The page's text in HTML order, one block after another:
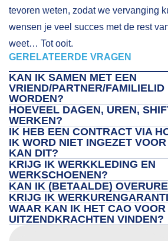
tevoren weten, zodat we vervanging
wensen je veel succes met de rest
weet… Tot ooit.
GERELATEERDE VRAGEN
KAN IK SAMEN MET EEN
VRIEND/PARTNER/
WORDEN?
HOEVEEL DAGEN, UREN,
WERKEN?
IK HEB EEN CONTRACT VIA
IK WORD NIET INGEZET
KAN DIT?
KRIJG IK WERKKLEDING EN
WERKSCHOENEN?
KAN IK (BETAALDE)
KRIJG IK
WAAR KAN IK HET CAO VOOR
UITZENDKRACHTEN VINDEN?